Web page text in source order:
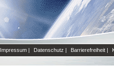
Impressum | Datenschutz | Barrierefreiheit |